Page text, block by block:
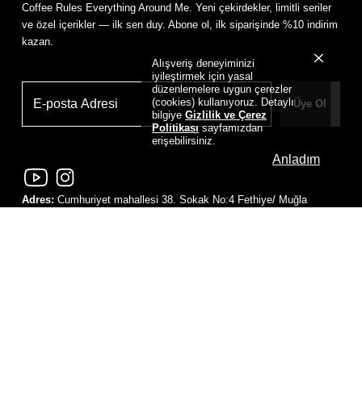
Alışveriş deneyiminizi
iyileştirmek için yasal
düzenlemelere uygun çerezler
(cookies) kullanıyoruz. Detaylı
bilgiye Gizlilik ve Çerez
Politikası sayfamızdan
erişebilirsiniz.
Anladım
Coffee Rules Everything Around Me. Yeni çekirdekler, limitli seriler
ve özel içerikler — ilk sen duy. Abone ol, ilk siparişinde %10 indirim
kazan.
Üye Ol
Adres: Cumhuriyet mahallesi 38. Sokak No:4 Fethiye/ Muğla